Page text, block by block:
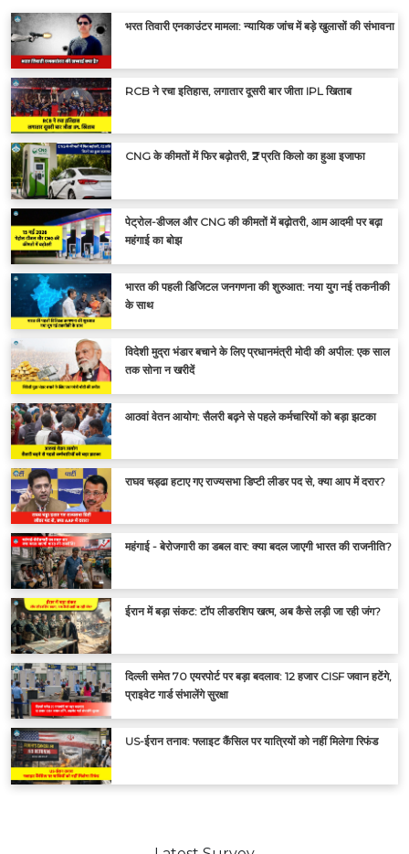
भरत तिवारी एनकाउंटर मामला: न्यायिक जांच में बड़े खुलासों की संभावना
RCB ने रचा इतिहास, लगातार दूसरी बार जीता IPL खिताब
CNG के कीमतों में फिर बढ़ोतरी, ₹2 प्रति किलो का हुआ इजाफा
पेट्रोल-डीजल और CNG की कीमतों में बढ़ोतरी, आम आदमी पर बढ़ा
महंगाई का बोझ
भारत की पहली डिजिटल जनगणना की शुरुआत: नया युग नई तकनीकी
के साथ
विदेशी मुद्रा भंडार बचाने के लिए प्रधानमंत्री मोदी की अपील: एक साल
तक सोना न खरीदें
आठवां वेतन आयोग: सैलरी बढ़ने से पहले कर्मचारियों को बड़ा झटका
राघव चड्ढा हटाए गए राज्यसभा डिप्टी लीडर पद से, क्या आप में दरार?
महंगाई - बेरोजगारी का डबल वार: क्या बदल जाएगी भारत की राजनीति?
ईरान में बड़ा संकट: टॉप लीडरशिप खत्म, अब कैसे लड़ी जा रही जंग?
दिल्ली समेत 70 एयरपोर्ट पर बड़ा बदलाव: 12 हजार CISF जवान हटेंगे,
प्राइवेट गार्ड संभालेंगे सुरक्षा
US-ईरान तनाव: फ्लाइट कैंसिल पर यात्रियों को नहीं मिलेगा रिफंड